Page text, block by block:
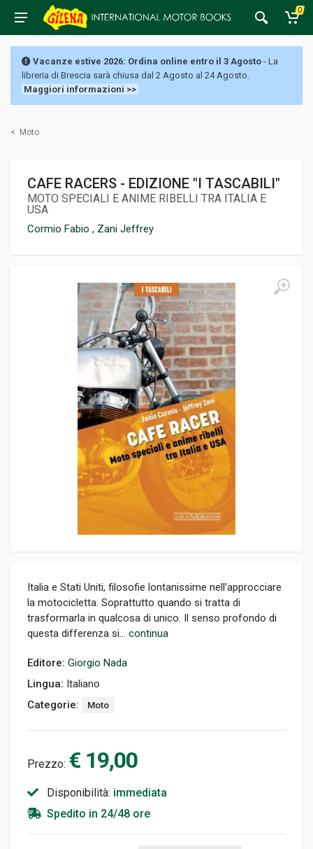
0
Vacanze estive 2026: Ordina online entro il 3 Agosto - La
libreria di Brescia sarà chiusa dal 2 Agosto al 24 Agosto.
Maggiori informazioni >>
< Moto
CAFE RACERS - EDIZIONE "I TASCABILI"
MOTO SPECIALI E ANIME RIBELLI TRA ITALIA E
USA
Cormio Fabio , Zani Jeffrey
Italia e Stati Uniti, filosofie lontanissime nell’approcciare
la motocicletta. Soprattutto quando si tratta di
trasformarla in qualcosa di unico. Il senso profondo di
questa differenza si... continua
Editore: Giorgio Nada
Lingua: Italiano
Categorie:
Moto
Prezzo: € 19,00
Disponibilità: immediata
Spedito in 24/48 ore